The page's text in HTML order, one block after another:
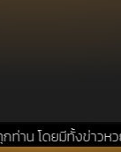
าน โดยมีทั้งข่าว